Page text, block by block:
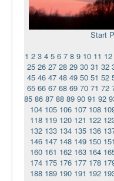
Start
1 2 3 4 5 6 7 8 9 10 11 12
25 26 27 28 29 30 31 32
45 46 47 48 49 50 51 52
65 66 67 68 69 70 71 72
85 86 87 88 89 90 91 92
104 105 106 107 108
118 119 120 121 122
132 133 134 135 136
146 147 148 149 150 151
160 161 162 163 164
174 175 176 177 178
188 189 190 191 192